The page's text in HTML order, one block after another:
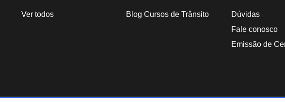
Ver todos Blog Cursos de Trânsito
Dúvidas
Fale conosco
Emissão de